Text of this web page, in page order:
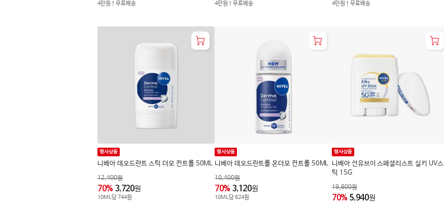
4만원↑무료배송
4만원↑무료배송
4만원↑무료배송
니베아 데오드란트 스틱 더모 컨트롤 50ML
행사상품
12,400원
70% 3,720원
10ML당744원
니베아 데오드란트롤 온더모 컨트롤 50ML
행사상품
10,400원
70% 3,120원
10ML당624원
니베아 선유브이 스페셜리스트 실키 UV스
틱 15G
행사상품
19,800원
70% 5,940원